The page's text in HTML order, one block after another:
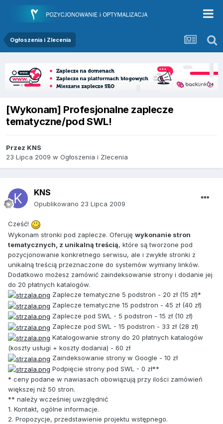
Ogłoszenia i Zlecenia
[Wykonam] Profesjonalne zaplecze
tematyczne/pod SWL!
Przez KNS
23 Lipca 2009 w Ogłoszenia i Zlecenia
KNS
Opublikowano 23 Lipca 2009
Cześć!
Wykonam stronki pod zaplecze. Oferuję wykonanie stron
tematycznych, z unikalną treścią, które są tworzone pod
pozycjonowanie konkretnego serwisu, ale i zwykłe stronki z
unikalną treścią przeznaczone do systemów wymiany linków.
Dodatkowo możesz zamówić zaindeksowanie strony i dodanie jej
do 20 płatnych katalogów.
Zaplecze tematyczne 5 podstron - 20 zł (15 zł)*
Zaplecze tematyczne 15 podstron - 45 zł (40 zł)
Zaplecze pod SWL - 5 podstron - 15 zł (10 zł)
Zaplecze pod SWL - 15 podstron - 33 zł (28 zł)
Katalogowanie strony do 20 płatnych katalogów
(koszty usługi + koszty dodania) - 60 zł
Zaindeksowanie strony w Google - 10 zł
Podpięcie strony pod SWL - 0 zł**
* ceny podane w nawiasach obowiązują przy ilości zamówień
większej niż 50 stron.
** należy wcześniej uwzględnić
1. Kontakt, ogólne informacje.
2. Propozycje, przedstawienie projektu wstępnego.